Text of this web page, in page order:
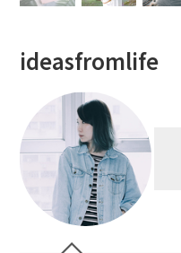
ideasfromlife